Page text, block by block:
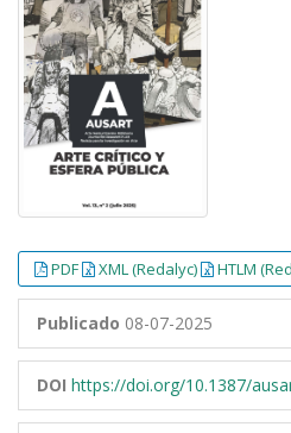
PDF XML (Redalyc) HTLM
Publicado 08-07-2025
DOI https://doi.org/10.1387/